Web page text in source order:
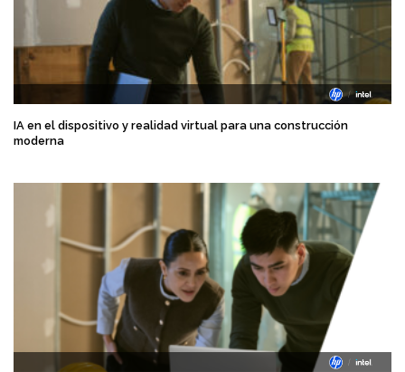
IA en el dispositivo y realidad virtual para una construcción
moderna